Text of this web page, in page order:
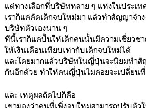
แต่ทางเลือกที่บริษัทหลาย ๆ แห่งในประเ
เราก็แค่คัดเด็กจบใหม่มา แล้วทำสัญญาจ้า
บริษัทตัวเองนาน ๆ
ทีนี้เราก็แค่ปั้นให้เด็กคนนั้นมีความเชี่ยวช
ให้เงินเดือนเทียบเท่ากับเด็กจบใหม่ได้
และโดยมากแล้วบริษัทในญี่ปุ่นจะนิยมทำสั
กันอีกด้วย ทำให้คนญี่ปุ่นไม่ค่อยจะเปลี่ยน
และ เหตุผลถัดไปก็คือ
เขามองว่าคนที่เพิ่งจบใหม่สามารถปรับตัว